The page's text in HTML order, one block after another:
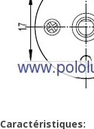
Caractéristiques: